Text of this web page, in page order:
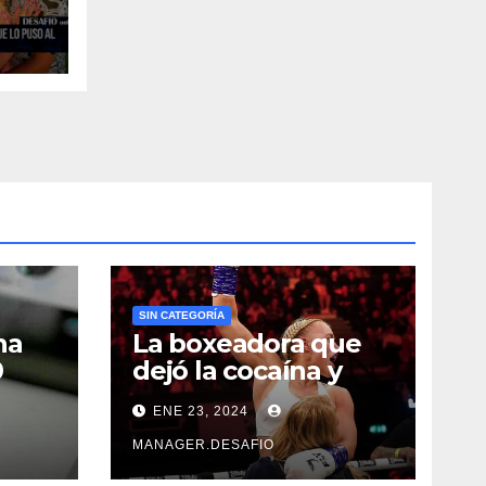
SIN CATEGORÍA
La boxeadora que
dejó la cocaína y
ahora quiere
triunfar en el ring​
ENE 23, 2024
MANAGER.DESAFIO